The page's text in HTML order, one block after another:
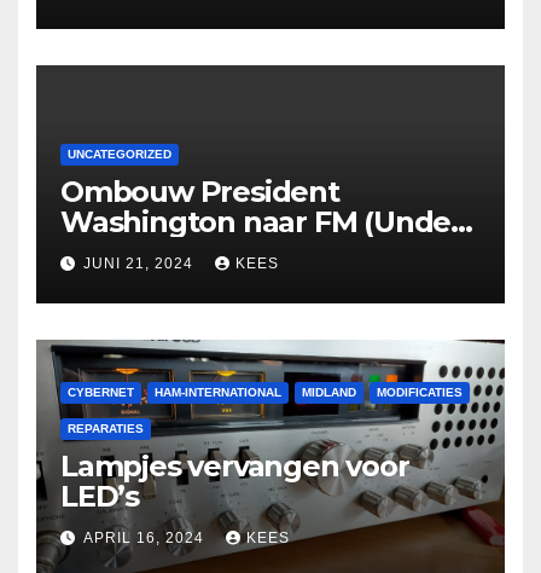
UNCATEGORIZED
Ombouw President
Washington naar FM (Under
Construction)
JUNI 21, 2024 KEES
CYBERNET HAM-INTERNATIONAL MIDLAND MODIFICATIES
REPARATIES
Lampjes vervangen voor
LED’s
APRIL 16, 2024 KEES